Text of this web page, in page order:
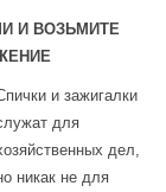
И ВОЗЬМИТЕ
и зажигалки
для
дел,
никак не для